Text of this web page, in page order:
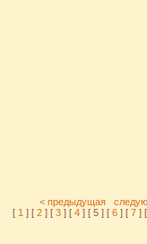
< предыдущая
[ 1 ] [ 2 ] [ 3 ] [ 4 ] [ 5 ] [ 6 ] [ 7 ] [